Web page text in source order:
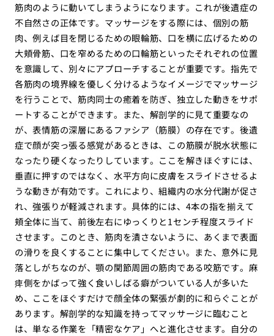
筋肉のように動いてしまうようになります。これが後遺症の
不自然さの正体です。マッサージをする際には、個別の筋
肉、例えば目を閉じるための眼輪筋、口を横に広げるための
大頬骨筋、口を窄めるための口輪筋といったそれぞれの位置
を意識して、別々にアプローチすることが重要です。指先で
各筋肉の境界線を優しく分けるようなイメージでマッサージ
を行うことで、筋肉同士の癒着を防ぎ、独立した動きをサポ
ートすることができます。また、解剖学的に見て重要なの
が、表情筋の深層にあるファシア（筋膜）の存在です。後遺
症で顔が突っ張る感覚があるときは、この筋膜が脱水状態に
なったり硬くなったりしています。ここを解きほぐすには、
垂直に押すのではなく、水平方向に皮膚をスライドさせるよ
うな動きが有効です。これにより、組織内の水分代謝が促さ
れ、強張りが軽減されます。具体的には、4本の指を揃えて
頬全体に当て、前後左右にゆっくりと1センチ程度スライド
させます。このとき、筋肉を潰さないように、あくまで表面
の滑りを良くすることに集中してください。また、意外に見
落としがちなのが、顎の関節周囲の筋肉である咬筋です。麻
痺側をかばって強く食いしばる癖がついている人が多いた
め、ここをほぐすだけで顔全体の緊張が劇的に和らぐことが
あります。解剖学的な知識を持ってマッサージに臨むこと
は、単なる作業を「精密なケア」へと進化させます。自分の